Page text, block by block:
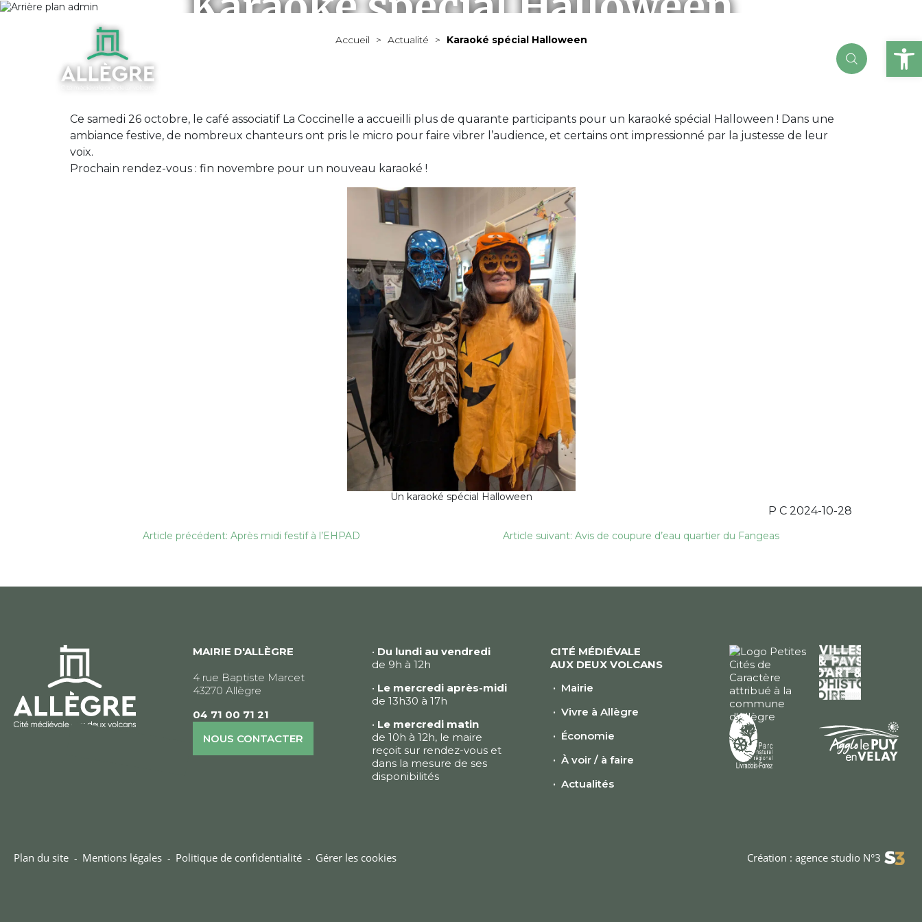
Accueil > Actualité > Karaoké spécial Halloween
Ce samedi 26 octobre, le café associatif La Coccinelle a accueilli plus de quarante participants pour un karaoké spécial Halloween ! Dans une
ambiance festive, de nombreux chanteurs ont pris le micro pour faire vibrer l’audience, et certains ont impressionné par la justesse de leur
voix.
Prochain rendez-vous : fin novembre pour un nouveau karaoké !
Un karaoké spécial Halloween
P C 2024-10-28
l’article
Article précédent: Après midi festif à l’EHPAD Article suivant: Avis de coupure d’eau quartier du Fangeas
MAIRIE D'ALLÈGRE
4 rue Baptiste Marcet
43270 Allègre
04 71 00 71 21
NOUS CONTACTER
• Du lundi au vendredi
de 9h à 12h
• Le mercredi après-midi
de 13h30 à 17h
• Le mercredi matin
de 10h à 12h, le maire
reçoit sur rendez-vous et
dans la mesure de ses
disponibilités
CITÉ MÉDIÉVALE
AUX DEUX VOLCANS
Mairie
Vivre à Allègre
Économie
À voir / à faire
Actualités
Plan du site Mentions légales Politique de confidentialité Gérer les cookies Création : agence studio N°3